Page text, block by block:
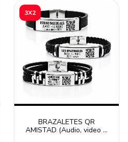
3X2
BRAZALETES QR
AMISTAD (Audio, video o